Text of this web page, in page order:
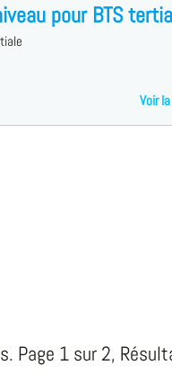
pour BTS
Voir
Page 1 sur 2,